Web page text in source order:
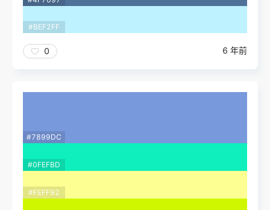
#BEF2FF
0 6 年前
#7899DC
#0FEFBD
#FEFF92